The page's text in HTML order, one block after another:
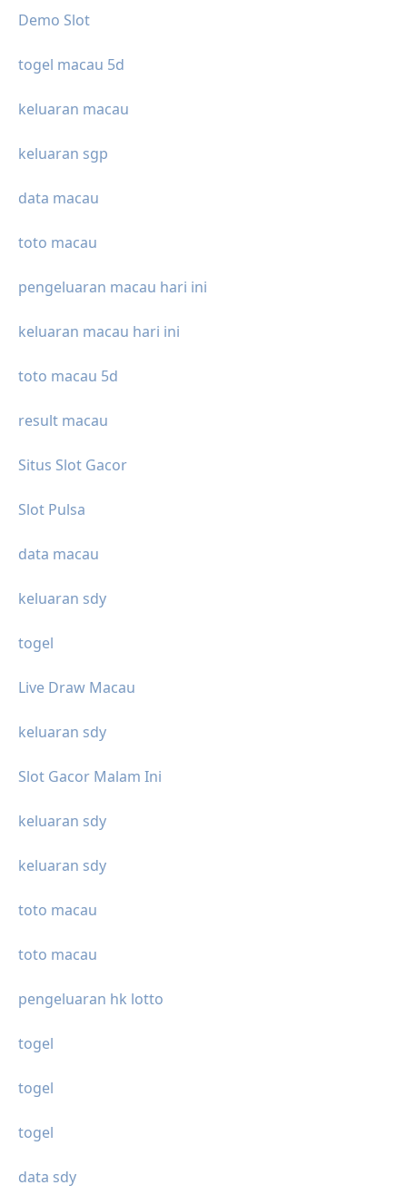
Demo Slot
togel macau 5d
keluaran macau
keluaran sgp
data macau
toto macau
pengeluaran macau hari ini
keluaran macau hari ini
toto macau 5d
result macau
Situs Slot Gacor
Slot Pulsa
data macau
keluaran sdy
togel
Live Draw Macau
keluaran sdy
Slot Gacor Malam Ini
keluaran sdy
keluaran sdy
toto macau
toto macau
pengeluaran hk lotto
togel
togel
togel
data sdy